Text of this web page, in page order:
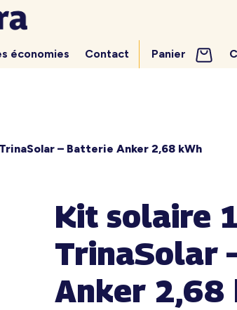
économies Contact Panier
– Batterie Anker 2,68 kWh
Kit solaire
TrinaSolar
Anker 2,68